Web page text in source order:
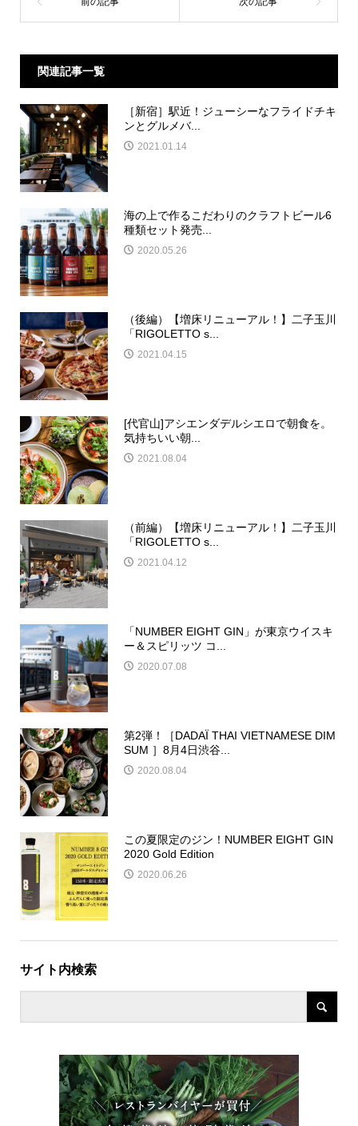
関連記事一覧
［新宿］駅近！ジューシーなフライドチキ
ンとグルメバ...
2021.01.14
海の上で作るこだわりのクラフトビール6
種類セット発売...
2020.05.26
（後編）【増床リニューアル！】二子玉川
「RIGOLETTO s...
2021.04.15
[代官山]アシエンダデルシエロで朝食を。
気持ちいい朝...
2021.08.04
（前編）【増床リニューアル！】二子玉川
「RIGOLETTO s...
2021.04.12
「NUMBER EIGHT GIN」が東京ウイスキ
ー＆スピリッツ コ...
2020.07.08
第2弾！［DADAÏ THAI VIETNAMESE DIM
SUM ］8月4日渋谷...
2020.08.04
この夏限定のジン！NUMBER EIGHT GIN
2020 Gold Edition
2020.06.26
サイト内検索